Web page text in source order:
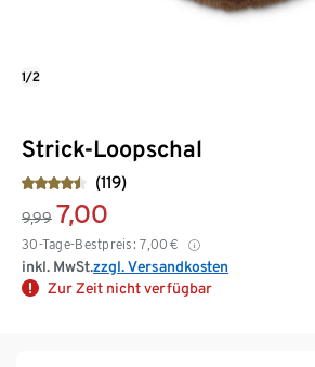
Strick-Loopschal
(119)
9,99 7,00
30-Tage-Bestpreis: 7,00 €
inkl. MwSt.zzgl. Versandkosten
Zur Zeit nicht verfügbar
1/2